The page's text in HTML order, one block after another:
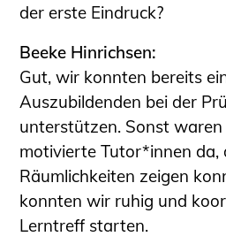
der erste Eindruck?
Beeke Hinrichsen:
Gut, wir konnten bereits
Auszubildenden bei der
unterstützen. Sonst waren
motivierte Tutor*innen da,
Räumlichkeiten zeigen
konnten wir ruhig und
Lerntreff starten.